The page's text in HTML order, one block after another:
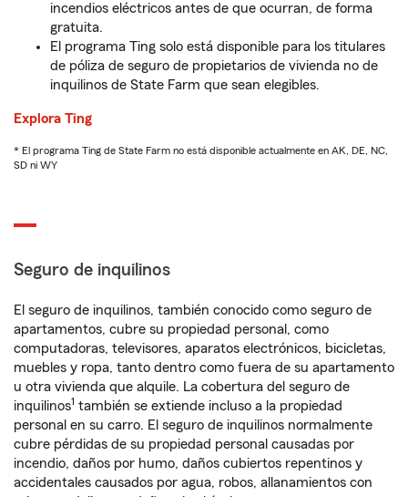
incendios eléctricos antes de que ocurran, de forma
gratuita.
El programa Ting solo está disponible para los titulares
de póliza de seguro de propietarios de vivienda no de
inquilinos de State Farm que sean elegibles.
Explora Ting
* El programa Ting de State Farm no está disponible actualmente en AK, DE, NC,
SD ni WY
Seguro de inquilinos
El seguro de inquilinos, también conocido como seguro de
apartamentos, cubre su propiedad personal, como
computadoras, televisores, aparatos electrónicos, bicicletas,
muebles y ropa, tanto dentro como fuera de su apartamento
u otra vivienda que alquile. La cobertura del seguro de
inquilinos1 también se extiende incluso a la propiedad
personal en su carro. El seguro de inquilinos normalmente
cubre pérdidas de su propiedad personal causadas por
incendio, daños por humo, daños cubiertos repentinos y
accidentales causados por agua, robos, allanamientos con